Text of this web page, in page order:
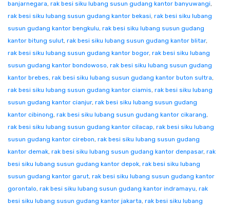
banjarnegara, rak besi siku lubang susun gudang kantor banyuwangi,
rak besi siku lubang susun gudang kantor bekasi, rak besi siku lubang
susun gudang kantor bengkulu, rak besi siku lubang susun gudang
kantor bitung sulut, rak besi siku lubang susun gudang kantor blitar,
rak besi siku lubang susun gudang kantor bogor, rak besi siku lubang
susun gudang kantor bondowoso, rak besi siku lubang susun gudang
kantor brebes, rak besi siku lubang susun gudang kantor buton sultra,
rak besi siku lubang susun gudang kantor ciamis, rak besi siku lubang
susun gudang kantor cianjur, rak besi siku lubang susun gudang
kantor cibinong, rak besi siku lubang susun gudang kantor cikarang,
rak besi siku lubang susun gudang kantor cilacap, rak besi siku lubang
susun gudang kantor cirebon, rak besi siku lubang susun gudang
kantor demak, rak besi siku lubang susun gudang kantor denpasar, rak
besi siku lubang susun gudang kantor depok, rak besi siku lubang
susun gudang kantor garut, rak besi siku lubang susun gudang kantor
gorontalo, rak besi siku lubang susun gudang kantor indramayu, rak
besi siku lubang susun gudang kantor jakarta, rak besi siku lubang